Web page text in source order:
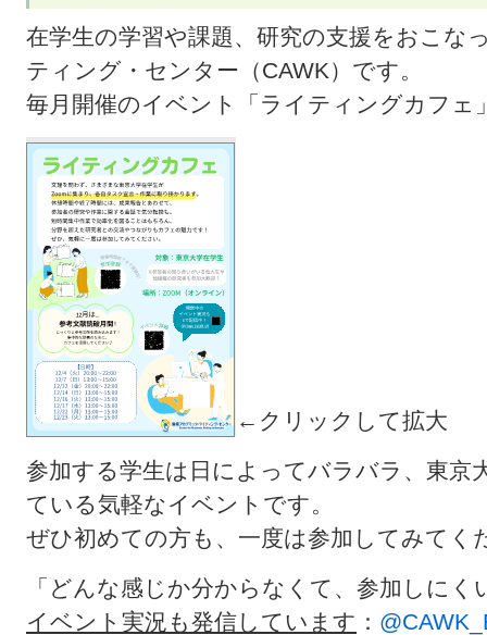
在学生の学習や課題、研究の支援をおこな
ティング・センター（CAWK）です。
毎月開催のイベント「ライティングカフェ
←クリックして拡大
参加する学生は日によってバラバラ、東京
ている気軽なイベントです。
ぜひ初めての方も、一度は参加してみてく
「どんな感じか分からなくて、参加しに
イベント実況も発信しています ：